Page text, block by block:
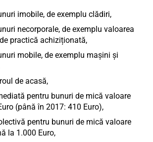
imobile, de exemplu clădiri,
necorporale, de exemplu valoarea
practică achiziționată,
mobile, de exemplu mașini și
de acasă,
pentru bunuri de mică valoare
(până în 2017: 410 Euro),
pentru bunuri de mică valoare
la 1.000 Euro,